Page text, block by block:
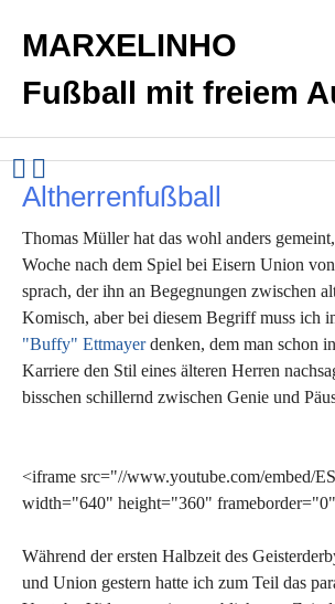
MARXELINHO
Fußball mit freiem
Altherrenfußball
Thomas Müller hat das wohl anders
Woche nach dem Spiel bei Eisern Union
sprach, der ihn an Begegnungen zwischen
Komisch, aber bei diesem Begriff muss ich
"Buffy" Ettmayerdenken, dem man schon
Karriere den Stil eines älteren Herren
bisschen schillernd zwischen Genie und
<iframe src="//www.youtube.com/embed/
width="640" height="360"
Während der ersten Halbzeit des
und Union gestern hatte ich zum Teil das